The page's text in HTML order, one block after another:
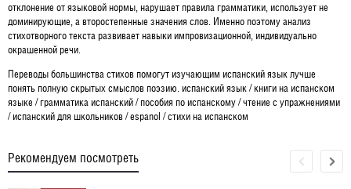
отклонение от языковой нормы, нарушает правила грамматики, использует не
доминирующие, а второстепенные значения слов. Именно поэтому анализ
стихотворного текста развивает навыки импровизационной, индивидуально
окрашенной речи.
Переводы большинства стихов помогут изучающим испанский язык лучше
понять полную скрытых смыслов поэзию. испанский язык / книги на испанском
языке / грамматика испанский / пособия по испанскому / чтение с упражнениями
/ испанский для школьников / espanol / стихи на испанском
Рекомендуем посмотреть